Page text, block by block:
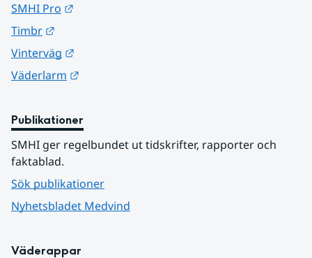
SMHI Pro
Timbr
Vinterväg
Väderlarm
Publikationer
SMHI ger regelbundet ut tidskrifter, rapporter och
faktablad.
Sök publikationer
Nyhetsbladet Medvind
Väderappar